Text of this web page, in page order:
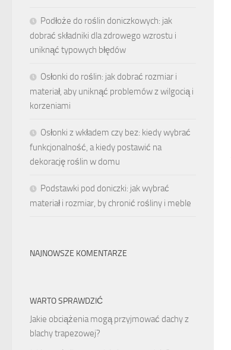
Podłoże do roślin doniczkowych: jak
dobrać składniki dla zdrowego wzrostu i
uniknąć typowych błędów
Osłonki do roślin: jak dobrać rozmiar i
materiał, aby uniknąć problemów z wilgocią i
korzeniami
Osłonki z wkładem czy bez: kiedy wybrać
funkcjonalność, a kiedy postawić na
dekorację roślin w domu
Podstawki pod doniczki: jak wybrać
materiał i rozmiar, by chronić rośliny i meble
NAJNOWSZE KOMENTARZE
WARTO SPRAWDZIĆ
Jakie obciążenia mogą przyjmować dachy z
blachy trapezowej?